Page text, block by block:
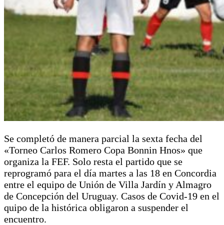
Se completó de manera parcial la sexta fecha del
«Torneo Carlos Romero Copa Bonnin Hnos» que
organiza la FEF. Solo resta el partido que se
reprogramó para el día martes a las 18 en Concordia
entre el equipo de Unión de Villa Jardín y Almagro
de Concepción del Uruguay. Casos de Covid-19 en el
quipo de la histórica obligaron a suspender el
encuentro.